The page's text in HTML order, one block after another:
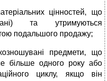
цінностей, що
та утримуються
подальшого продажу;
предмети, що
більше одного року або
циклу, якщо він